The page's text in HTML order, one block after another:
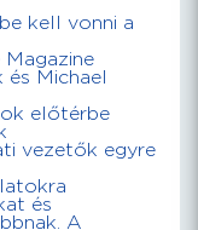
kell vonni a
Magazine
Michael
előtérbe
vezetők egyre
és
A